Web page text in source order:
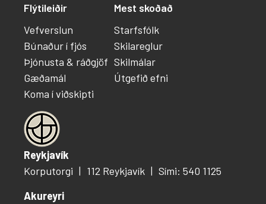
Reykjavík
Korputorgi
112 Reykjavík
Sími: 540 1125
Akureyri
Flýtileiðir
Vefverslun
Búnaður í fjós
Þjónusta & ráðgjöf
Gæðamál
Koma í viðskipti
Mest skoðað
Starfsfólk
Skilareglur
Skilmálar
Útgefið efni